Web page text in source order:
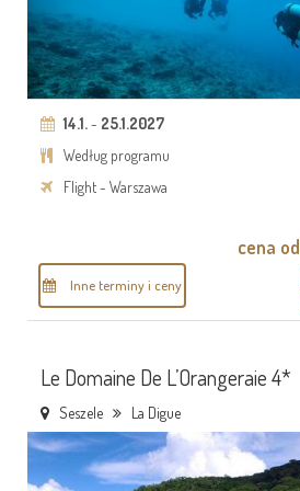
14.1.- 25.1.2027
Według programu
Flight - Warszawa
Inne terminy i ceny
cena od
Le Domaine De L’Orangeraie 4*
Seszele La Digue